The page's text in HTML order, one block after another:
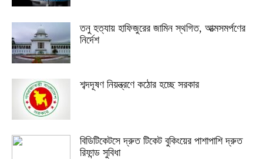
তনু হত্যায় হাফিজুরের জামিন স্থগিত, আত্মসমর্পণের
নির্দেশ
শব্দদূষণ নিয়ন্ত্রণে কঠোর হচ্ছে সরকার
বিডিটিকেটসে দ্রুত টিকেট বুকিংয়ের পাশাপাশি দ্রুত
রিফান্ড সুবিধা